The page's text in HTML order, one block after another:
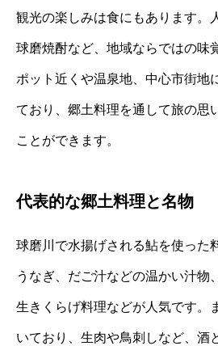
観光の楽しみは食にもあります。
球磨焼酎など、地域ならではの味
ポット近くや温泉地、中心市街地
ており、郷土料理を通して旅の思
ことができます。
代表的な郷土料理と名物
球磨川で水揚げされる鮎を使った
うなぎ、だご汁などの温かい汁物
生きくらげ料理などが人気です。
いており、生肉や鳥刺しなど、酒